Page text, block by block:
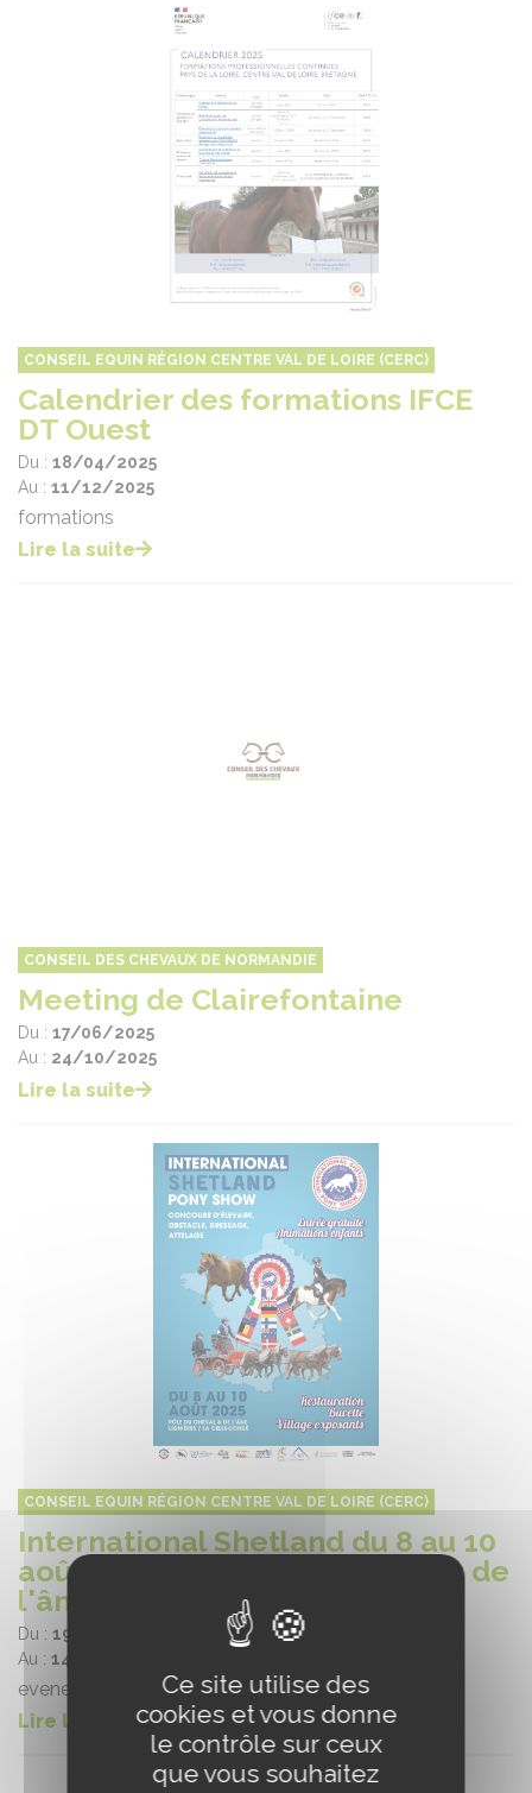
CONSEIL EQUIN RÉGION CENTRE VAL DE LOIRE (CERC)
Calendrier des formations IFCE
DT Ouest
Du : 18/04/2025
Au : 11/12/2025
formations
Lire la suite
CONSEIL DES CHEVAUX DE NORMANDIE
Meeting de Clairefontaine
Du : 17/06/2025
Au : 24/10/2025
Lire la suite
CONSEIL EQUIN RÉGION CENTRE VAL DE LOIRE (CERC)
International Shetland du 8 au 10
août 2025 au Pôle du Cheval et de
l'âne
Du : 19/06/2025
Au : 14/08/2025
evenement élevage
Lire la suite
Ce site utilise des
cookies et vous donne
le contrôle sur ceux
que vous souhaitez